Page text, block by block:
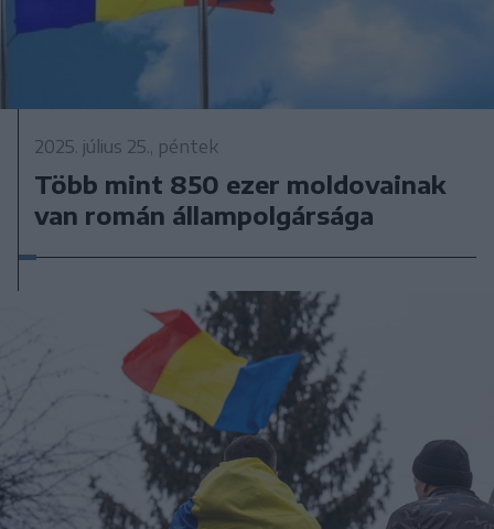
2025. július 25., péntek
Több mint 850 ezer moldovainak
van román állampolgársága